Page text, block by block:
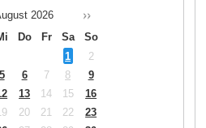
2026
Do Fr Sa
So
1
2
5 6 7 8
9
13 14 15
16
20 21 22
23